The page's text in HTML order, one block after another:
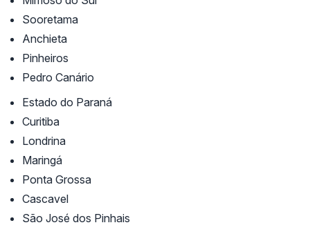
Sooretama
Anchieta
Pinheiros
Pedro Canário
Estado do Paraná
Curitiba
Londrina
Maringá
Ponta Grossa
Cascavel
São José dos Pinhais